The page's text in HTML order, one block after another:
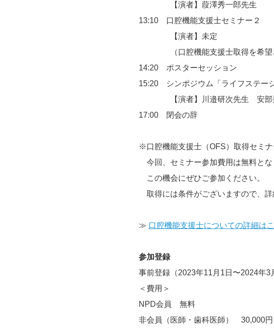
【演者】葭澤秀一郎先生
13:10　口腔機能支援士セミナー２
【演者】未定
（口腔機能支援士取得を希望さ
14:20　ポスターセッション
15:20　シンポジウム「ライフステ
【演者】川邉研次先生　安部秀
17:00　閉会の辞
※口腔機能支援士（OFS）取得セミナ
今回、セミナー参加費用は無料とな
この機会にぜひご参加ください。
取得には条件がございますので、詳
≫ 口腔機能支援士についての詳細は
参加登録
事前登録（2023年11月1日〜2024年3
＜費用＞
NPD会員　無料
非会員（医師・歯科医師）　30,000円